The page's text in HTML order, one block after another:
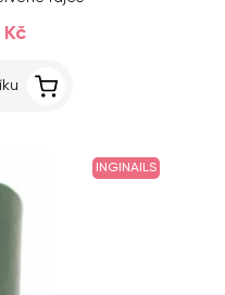
Kč
INGINAILS